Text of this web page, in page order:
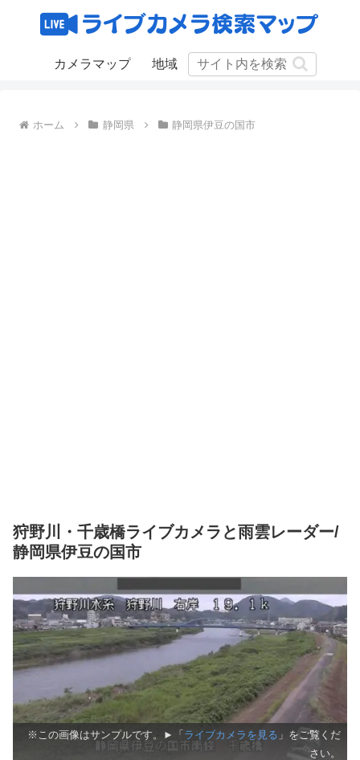
カメラマップ 地域
ホーム 静岡県 静岡県伊豆の国市
狩野川・千歳橋ライブカメラと雨雲レーダー/
静岡県伊豆の国市
※この画像はサンプルです。►「 ライブカメラを見る 」をご覧くだ
さい。